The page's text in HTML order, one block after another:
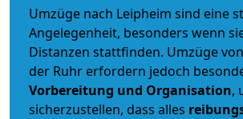
Umzüge nach Leipheim sind eine
Angelegenheit, besonders wenn
Distanzen stattfinden. Umzüge
der Ruhr erfordern jedoch
Vorbereitung und Organisation,
sicherzustellen, dass alles